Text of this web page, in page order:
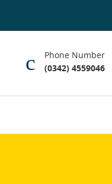
Phone Number
(0342) 4559046